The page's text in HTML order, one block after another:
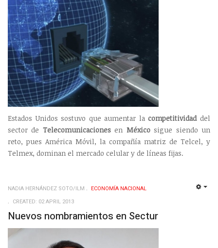
Estados Unidos sostuvo que aumentar lacompetitividaddel
sector de Telecomunicacionesen Méxicosigue siendo un
reto, pues América Móvil, la compañía matriz de Telcel, y
Telmex, dominan el mercado celular y de líneas fijas.
NADIA HERNÁNDEZ SOTO/ILM
ECONOMÍ­A NACIONAL
CREATED: 02 APRIL 2013
Nuevos nombramientos en Sectur